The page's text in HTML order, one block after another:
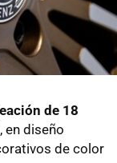
de 18
en diseño
de color